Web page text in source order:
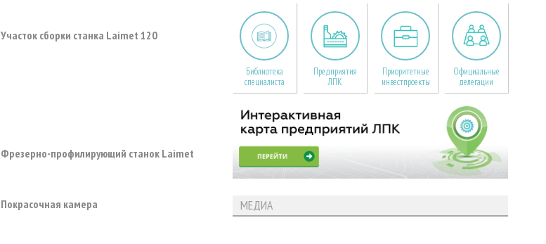
Участок сборки станка Laimet 120
Фрезерно-профилирующий станок Laimet
Покрасочная камера
Библиотека
специалиста
Предприятия
ЛПК
Приоритетные
инвестпроекты
Официальные
делегации
МЕДИА